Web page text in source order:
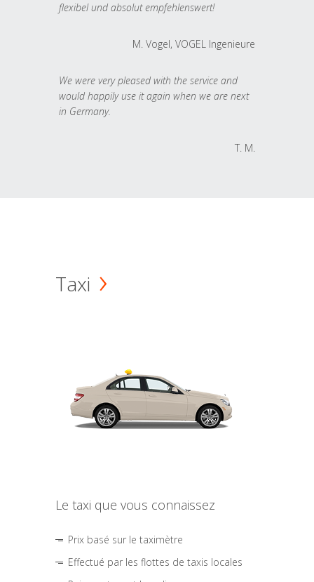
flexibel und absolut empfehlenswert!
M. Vogel, VOGEL Ingenieure
We were very pleased with the service and
would happily use it again when we are next
in Germany.
T. M.
Taxi
Le taxi que vous connaissez
Prix basé sur le taximètre
Effectué par les flottes de taxis locales